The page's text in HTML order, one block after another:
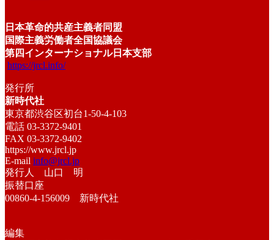
日本革命的共産主義者同盟
国際主義労働者全国協議会
第四インターナショナル日本支部
https://jrcl.info/
発行所
新時代社
東京都渋谷区初台1-50-4-103
電話 03-3372-9401
FAX 03-3372-9402
https://www.jrcl.jp
E-mail info@jrcl.jp
発行人 山口 明
振替口座
00860-4-156009 新時代社
編集